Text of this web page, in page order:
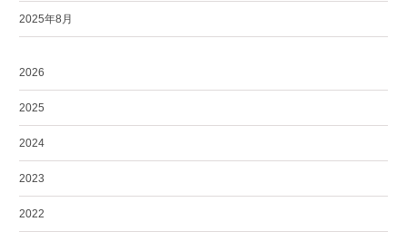
2025年8月
2026
2025
2024
2023
2022